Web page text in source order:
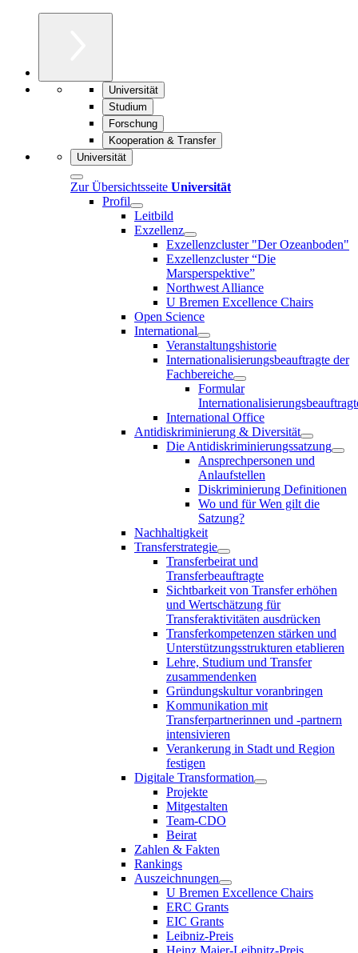
Universität
Studium
Forschung
Kooperation & Transfer
Universität
Zur Übersichtsseite Universität
Profil
Leitbild
Exzellenz
Exzellenzcluster "Der Ozeanboden"
Exzellenzcluster “Die
Marsperspektive”
Northwest Alliance
U Bremen Excellence Chairs
Open Science
International
Veranstaltungshistorie
Internationalisierungsbeauftragte der
Fachbereiche
Formular
International Office
Antidiskriminierung & Diversität
Die Antidiskriminierungssatzung
Ansprechpersonen und
Anlaufstellen
Diskriminierung Definitionen
Wo und für Wen gilt die
Satzung?
Nachhaltigkeit
Transferstrategie
Transferbeirat und
Transferbeauftragte
Sichtbarkeit von Transfer erhöhen
und Wertschätzung für
Transferaktivitäten ausdrücken
Transferkompetenzen stärken und
Unterstützungsstrukturen etablieren
Lehre, Studium und Transfer
zusammendenken
Gründungskultur voranbringen
Kommunikation mit
Transferpartnerinnen und -partnern
intensivieren
Verankerung in Stadt und Region
festigen
Digitale Transformation
Projekte
Mitgestalten
Team-CDO
Beirat
Zahlen & Fakten
Rankings
Auszeichnungen
U Bremen Excellence Chairs
ERC Grants
EIC Grants
Leibniz-Preis
Heinz Maier-Leibnitz-Preis